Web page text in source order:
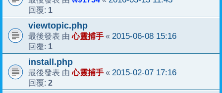
回覆: 1
viewtopic.php
最後發表 由心靈捕手 « 2015-06-08 15:16
回覆: 1
install.php
最後發表 由心靈捕手 « 2015-02-07 17:16
回覆: 2